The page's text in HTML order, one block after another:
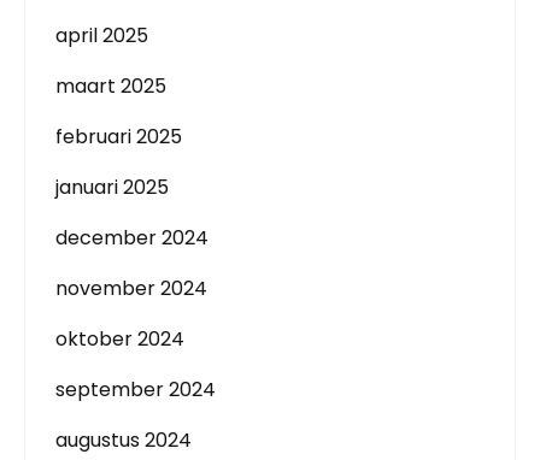
april 2025
maart 2025
februari 2025
januari 2025
december 2024
november 2024
oktober 2024
september 2024
augustus 2024